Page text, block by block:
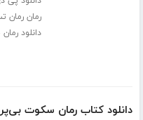
رمان رمان
دانلود
دانلود کتاب رمان سکوت